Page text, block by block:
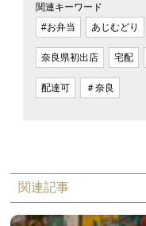
関連キーワード
#お弁当
あじむどり
奈良県初出店 宅配
配達可 ＃奈良
関連記事